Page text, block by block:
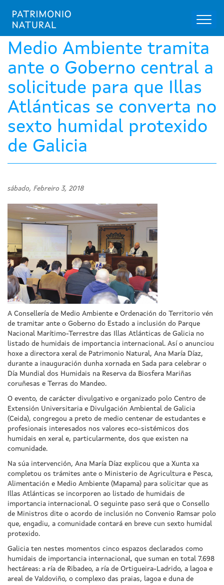
contido
Medio Ambiente tramita
ante o Goberno central a
solicitude para que Illas
Atlánticas se converta no
sexto humidal protexido
de Galicia
sábado, Febreiro 3, 2018
A Consellería de Medio Ambiente e Ordenación do Territorio vén
de tramitar ante o Goberno do Estado a inclusión do Parque
Nacional Marítimo-Terrestre das Illas Atlánticas de Galicia no
listado de humidais de importancia internacional. Así o anunciou
hoxe a directora xeral de Patrimonio Natural, Ana María Díaz,
durante a inauguración dunha xornada en Sada para celebrar o
Día Mundial dos Humidais na Reserva da Biosfera Mariñas
coruñesas e Terras do Mandeo.
O evento, de carácter divulgativo e organizado polo Centro de
Extensión Universitaria e Divulgación Ambiental de Galicia
(Ceida), congregou a preto de medio centenar de estudantes e
profesionais interesados nos valores eco-sistémicos dos
humidais en xeral e, particularmente, dos que existen na
comunidade.
Na súa intervención, Ana María Díaz explicou que a Xunta xa
completou os trámites ante o Ministerio de Agricultura e Pesca,
Alimentación e Medio Ambiente (Mapama) para solicitar que as
Illas Atlánticas se incorporen ao listado de humidais de
importancia internacional. O seguinte paso será que o Consello
de Ministros dite o acordo de inclusión no Convenio Ramsar polo
que, engadiu, a comunidade contará en breve cun sexto humidal
protexido.
Galicia ten nestes momentos cinco espazos declarados como
humidais de importancia internacional, que suman en total 7.698
hectáreas: a ría de Ribadeo, a ría de Ortigueira-Ladrido, a lagoa e
areal de Valdoviño, o complexo das praias, lagoa e duna de